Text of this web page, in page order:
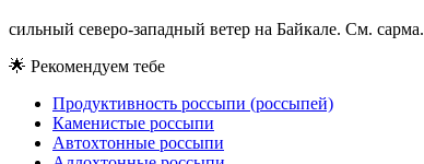
сильный северо-западный ветер на Байкале. См. сарма.
🌟 Рекомендуем тебе
Продуктивность россыпи (россыпей)
Каменистые россыпи
Автохтонные россыпи